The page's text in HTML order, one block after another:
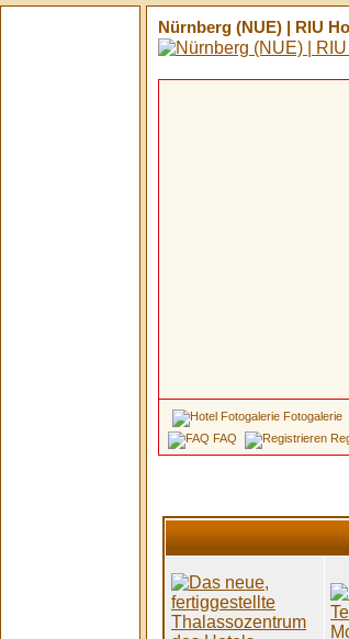
Nürnberg (NUE) | RIU
Fotogalerie
FAQ